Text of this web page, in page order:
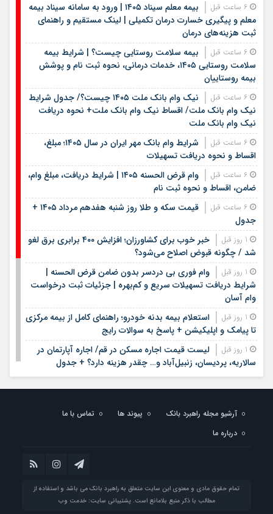
بیمه معلم سیناد ۱۴۰۵ | ورود به سامانه سیناد بیمه
معلم و پیگیری خسارت درمان تکمیلی | لینک مستقیم و راهنمای
ثبت هزینه‌های درمان
بیمه سلامت روستایی چیست؟ | شرایط بیمه
سلامت روستایی ۱۴۰۵، خدمات درمانی، نحوه ثبت نام و پوشش
بیمه روستاییان
نیک وام بانک ملت ۱۴۰۵ چیست؟/ جدول شرایط
نیک وام بانک ملت/ اقساط نیک وام بانک ملت+ نحوه دریافت
نیک وام بانک ملت
شرایط وام بانک مهر ایران در سال ۱۴۰۵؛ مبلغ،
اقساط و نحوه دریافت تسهیلات
وام قرض الحسنه ۱۴۰۵ | شرایط دریافت، مبلغ وام،
ضامن، اقساط و نحوه ثبت نام
قیمت سکه و طلا روز شنبه هفدهم مرداد ۱۴۰۵ +
جدول
خبر خوب برای کشاورزان؛ افزایش ۴۰۰ برابری برق لغو
شد / چگونه قبوض اصلاح می‌شود؟
وام فوری بی دردسر بدون ضامن قرض الحسنه |
شرایط دریافت تسهیلات سریع و کم‌بهره | جزئیات ثبت درخواست
وام آسان
استعلام بیمه بدنه خودرو؛ راهنمای کامل از بیمه مرکزی
تا پیامک و اپلیکیشن + پاسخ به سوالات رایج
لیست قیمت اجاره مسکن در قم/ اجاره آپارتمان در
سالاریه، پردیسان، زنبیل‌آباد و… چقدر هزینه دارد؟ + جدول
لیست قیمت خودروهای کارکرده/ ماکسیما، لاماری،
فونیکس، سراتو، هایما و مزدا در بازار چند؟+ جدول مردادماه ۱۴۰۵
جزئیات دستورالعمل جدید مالیاتی برای تسعیر ارز
تصمیم جدید درباره باقی مانده دینارهای اربعین
آرشیو مجله راهبرد بانک پیوند ها
تماس با ما
درباره ما
تمام حقوق مادی و معنوی این سایت متعلق به راهبرد بانک می باشد و استفاده از
مطالب با ذکر منبع بلامانع است. پشتیبانی سایت:خدمت وب